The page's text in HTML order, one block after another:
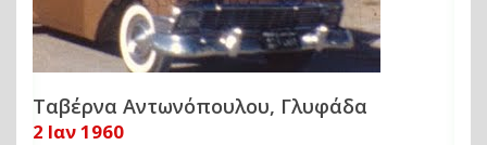
Ταβέρνα Αντωνόπουλου, Γλυφάδα
2 Ιαν 1960